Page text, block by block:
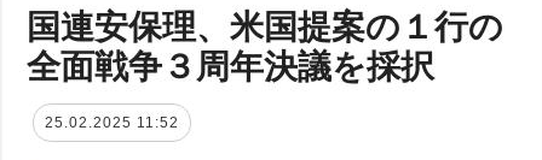
全てのトピック
被占領地
ウクルインフォ
ルム
国連安保理、米国提案の１行の
全面戦争３周年決議を採択
25.02.2025 11:52